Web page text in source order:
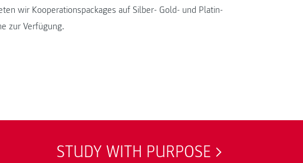
wir Kooperationspackages auf Silber- Gold- und Platin-
zur Verfügung.
STUDY WITH PURPOSE